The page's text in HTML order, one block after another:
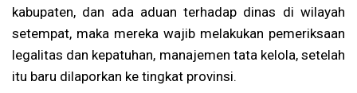
kabupaten, dan ada aduan terhadap dinas di wilayah
setempat, maka mereka wajib melakukan pemeriksaan
legalitas dan kepatuhan, manajemen tata kelola, setelah
itu baru dilaporkan ke tingkat provinsi.